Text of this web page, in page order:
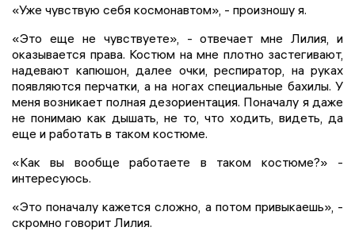
«Уже чувствую себя космонавтом», - произношу я.
«Это еще не чувствуете», - отвечает мне Лилия, и
оказывается права. Костюм на мне плотно застегивают,
надевают капюшон, далее очки, респиратор, на руках
появляются перчатки, а на ногах специальные бахилы. У
меня возникает полная дезориентация. Поначалу я даже
не понимаю как дышать, не то, что ходить, видеть, да
еще и работать в таком костюме.
«Как вы вообще работаете в таком костюме?» -
интересуюсь.
«Это поначалу кажется сложно, а потом привыкаешь», -
скромно говорит Лилия.